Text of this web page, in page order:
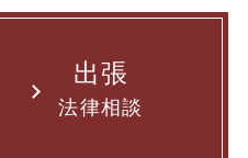
出張
法律相談